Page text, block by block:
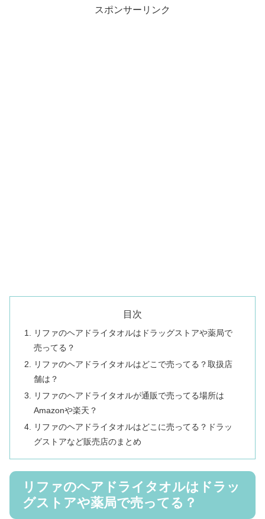
スポンサーリンク
目次
リファのヘアドライタオルはドラッグストアや薬局で
売ってる？
リファのヘアドライタオルはどこで売ってる？取扱店
舗は？
リファのヘアドライタオルが通販で売ってる場所は
Amazonや楽天？
リファのヘアドライタオルはどこに売ってる？ドラッ
グストアなど販売店のまとめ
リファのヘアドライタオルはドラッ
グストアや薬局で売ってる？